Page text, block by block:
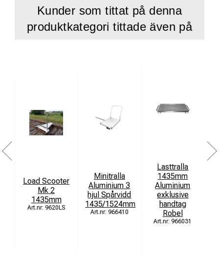
Kunder som tittat på denna
produktkategori tittade även på
Load Scooter
Mk 2
1435mm
9620LS
Minitralla
Aluminium 3
hjul Spårvidd
1435/1524mm
966410
Lasttralla
1435mm
Aluminium
exklusive
handtag
Robel
966031